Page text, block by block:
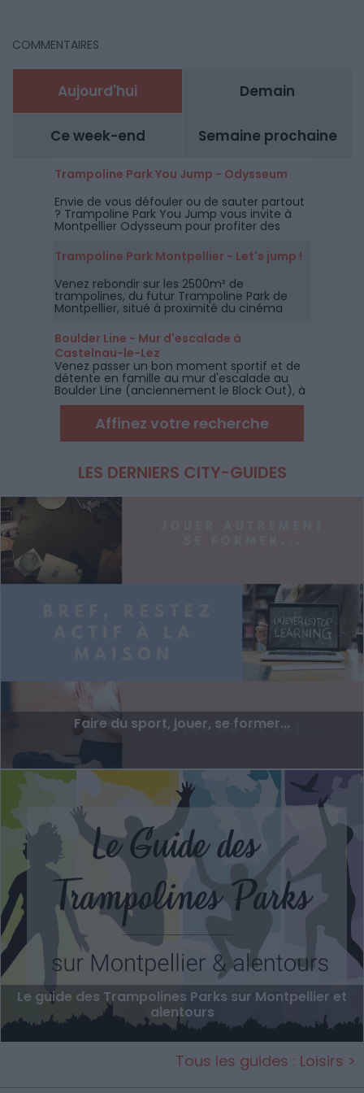
COMMENTAIRES
Aujourd'hui Demain
Ce week-end Semaine prochaine
Trampoline Park You Jump - Odysseum
Envie de vous défouler ou de sauter partout
? Trampoline Park You Jump vous invite à
Montpellier Odysseum pour profiter des
trampolines mais aussi du parcours Ninja.
Trampoline Park Montpellier - Let's jump !
Venez rebondir sur les 2500m² de
trampolines, du futur Trampoline Park de
Montpellier, situé à proximité du cinéma
CGR de Lattes.
Boulder Line - Mur d'escalade à
Castelnau-le-Lez
Venez passer un bon moment sportif et de
détente en famille au mur d'escalade au
Boulder Line (anciennement le Block Out), à
coté de Montpellier.
Affinez votre recherche
LES DERNIERS CITY-GUIDES
Faire du sport, jouer, se former...
Le guide des Trampolines Parks sur Montpellier et
alentours
Tous les guides : Loisirs >